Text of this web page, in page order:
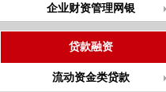
企业财资管理网银
贷款融资
流动资金类贷款